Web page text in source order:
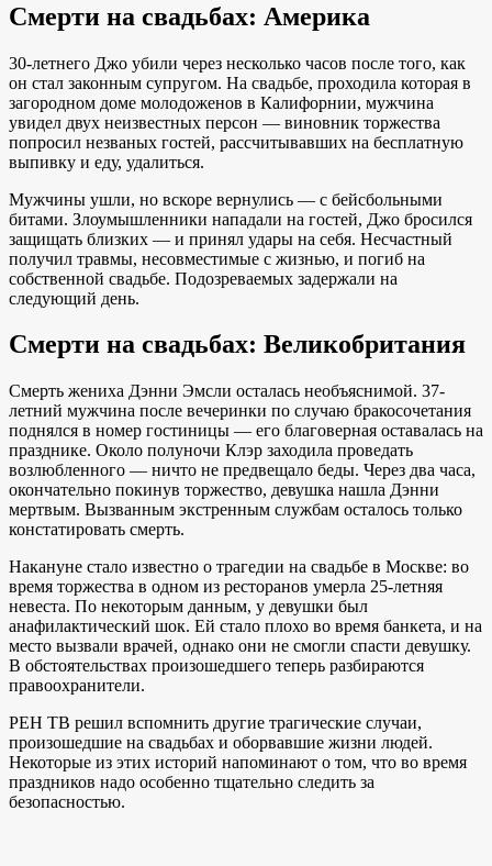
Смерти на свадьбах: Америка
30-летнего Джо убили через несколько часов после того, как
он стал законным супругом. На свадьбе, проходила которая в
загородном доме молодоженов в Калифорнии, мужчина
увидел двух неизвестных персон — виновник торжества
попросил незваных гостей, рассчитывавших на бесплатную
выпивку и еду, удалиться.
Мужчины ушли, но вскоре вернулись — с бейсбольными
битами. Злоумышленники нападали на гостей, Джо бросился
защищать близких — и принял удары на себя. Несчастный
получил травмы, несовместимые с жизнью, и погиб на
собственной свадьбе. Подозреваемых задержали на
следующий день.
Смерти на свадьбах: Великобритания
Смерть жениха Дэнни Эмсли осталась необъяснимой. 37-
летний мужчина после вечеринки по случаю бракосочетания
поднялся в номер гостиницы — его благоверная оставалась на
празднике. Около полуночи Клэр заходила проведать
возлюбленного — ничто не предвещало беды. Через два часа,
окончательно покинув торжество, девушка нашла Дэнни
мертвым. Вызванным экстренным службам осталось только
констатировать смерть.
Накануне стало известно о трагедии на свадьбе в Москве: во
время торжества в одном из ресторанов умерла 25-летняя
невеста. По некоторым данным, у девушки был
анафилактический шок. Ей стало плохо во время банкета, и на
место вызвали врачей, однако они не смогли спасти девушку.
В обстоятельствах произошедшего теперь разбираются
правоохранители.
РЕН ТВ решил вспомнить другие трагические случаи,
произошедшие на свадьбах и оборвавшие жизни людей.
Некоторые из этих историй напоминают о том, что во время
праздников надо особенно тщательно следить за
безопасностью.